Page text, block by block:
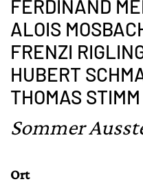
FERDINAND
ALOIS
FRENZI
HUBERT
THOMAS STIMM
Sommer
Ort